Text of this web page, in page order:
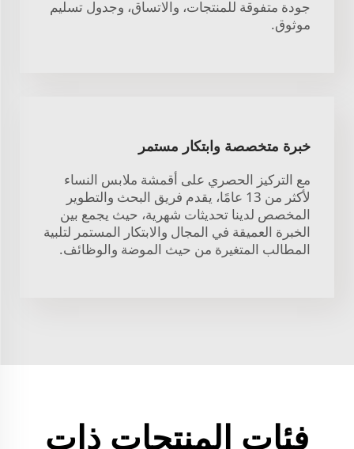
جودة متفوقة للمنتجات، والاتساق، وجدول تسليم
موثوق.
خبرة متخصصة وابتكار مستمر
مع التركيز الحصري على أقمشة ملابس النساء
لأكثر من 13 عامًا، يقدم فريق البحث والتطوير
المخصص لدينا تحديثات شهرية، حيث يجمع بين
الخبرة العميقة في المجال والابتكار المستمر لتلبية
المطالب المتغيرة من حيث الموضة والوظائف.
فئات المنتجات ذات